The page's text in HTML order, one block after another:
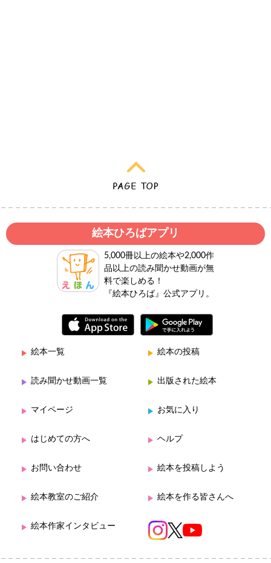
絵本ひろばアプリ
5,000冊以上の絵本や2,000作
品以上の読み聞かせ動画が無
料で楽しめる！
『絵本ひろば』公式アプリ。
絵本一覧 絵本の投稿
読み聞かせ動画一覧 出版された絵本
マイページ お気に入り
はじめての方へ ヘルプ
お問い合わせ 絵本を投稿しよう
絵本教室のご紹介 絵本を作る皆さんへ
絵本作家インタビュー